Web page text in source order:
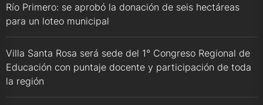
Río Primero: se aprobó la donación de seis hectáreas
para un loteo municipal
Villa Santa Rosa será sede del 1° Congreso Regional de
Educación con puntaje docente y participación de toda
la región